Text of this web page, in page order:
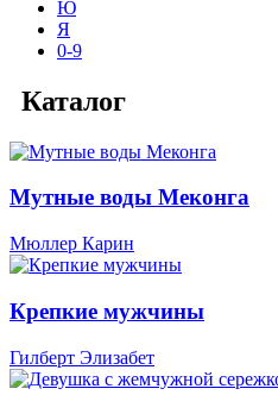
Ю
Я
0-9
Каталог
Мутные воды Меконга
Мюллер Карин
Крепкие мужчины
Гилберт Элизабет